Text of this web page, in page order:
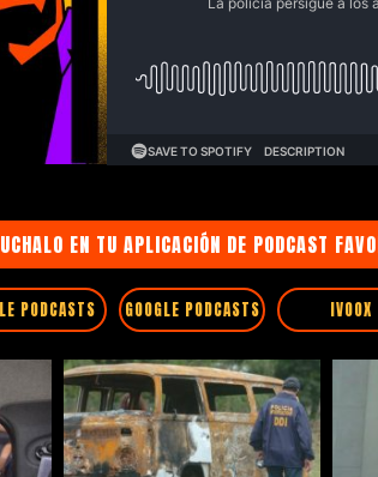
EN TU APLICACIÓN DE PODCAST
PODCASTS GOOGLE PODCASTS IVOOX